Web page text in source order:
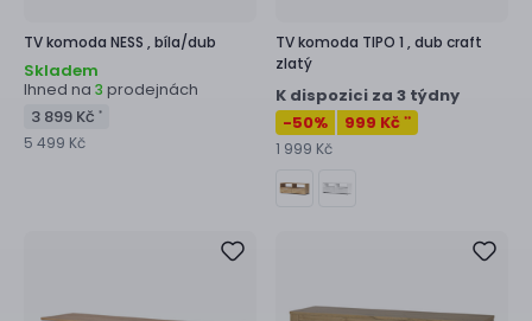
TV komoda NESS ,bíla/dub
Skladem
Ihned na 3 prodejnách
3 899 Kč *
5 499 Kč
TV komoda TIPO 1 ,dub craft
zlatý
K dispozici za 3 týdny
-50% 999 Kč **
1 999 Kč